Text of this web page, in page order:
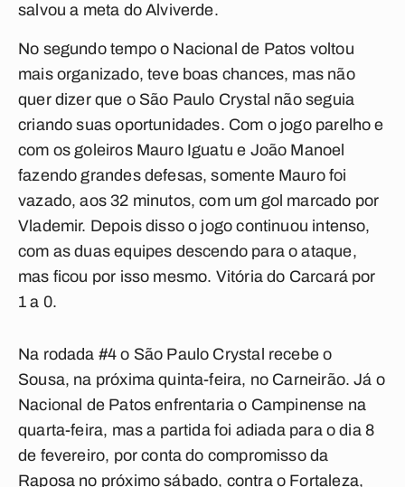
salvou a meta do Alviverde.
No segundo tempo o Nacional de Patos voltou
mais organizado, teve boas chances, mas não
quer dizer que o São Paulo Crystal não seguia
criando suas oportunidades. Com o jogo parelho e
com os goleiros Mauro Iguatu e João Manoel
fazendo grandes defesas, somente Mauro foi
vazado, aos 32 minutos, com um gol marcado por
Vlademir. Depois disso o jogo continuou intenso,
com as duas equipes descendo para o ataque,
mas ficou por isso mesmo. Vitória do Carcará por
1 a 0.
Na rodada #4 o São Paulo Crystal recebe o
Sousa, na próxima quinta-feira, no Carneirão. Já o
Nacional de Patos enfrentaria o Campinense na
quarta-feira, mas a partida foi adiada para o dia 8
de fevereiro, por conta do compromisso da
Raposa no próximo sábado, contra o Fortaleza,